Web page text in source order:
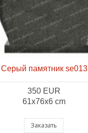
Серый памятник se013
350 EUR
61x76x6 cm
Заказать